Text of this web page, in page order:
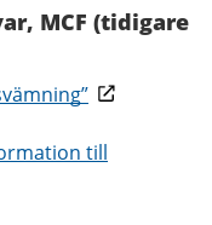
MCF (tidigare
till